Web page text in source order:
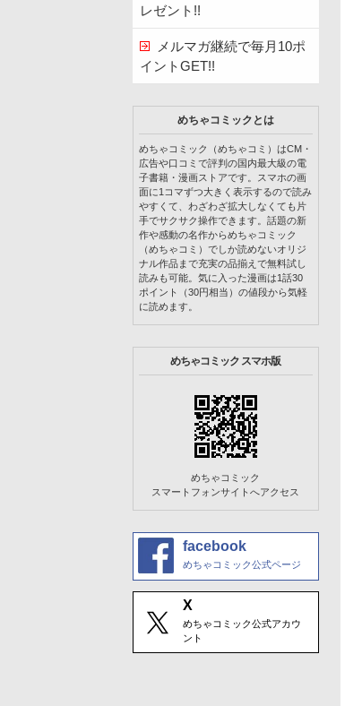
レゼント!!
メルマガ継続で毎月10ポ
イントGET!!
めちゃコミックとは
めちゃコミック（めちゃコミ）はCM・
広告や口コミで評判の国内最大級の電
子書籍・漫画ストアです。スマホの画
面に1コマずつ大きく表示するので読み
やすくて、わざわざ拡大しなくても片
手でサクサク操作できます。話題の新
作や感動の名作からめちゃコミック
（めちゃコミ）でしか読めないオリジ
ナル作品まで充実の品揃えで無料試し
読みも可能。気に入った漫画は1話30
ポイント（30円相当）の値段から気軽
に読めます。
めちゃコミック スマホ版
めちゃコミック
スマートフォンサイトへアクセス
facebook
めちゃコミック公式ページ
X
めちゃコミック公式アカウ
ント